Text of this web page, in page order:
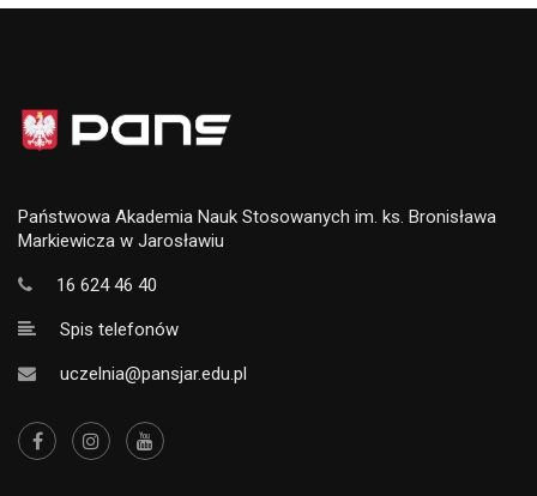
Państwowa Akademia Nauk Stosowanych im. ks. Bronisława
Markiewicza w Jarosławiu
16 624 46 40
Spis telefonów
uczelnia@pansjar.edu.pl